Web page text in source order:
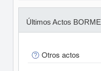
Últimos Actos BORME
Otros actos